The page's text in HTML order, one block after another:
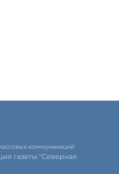
коммуникаций
газеты "Северная